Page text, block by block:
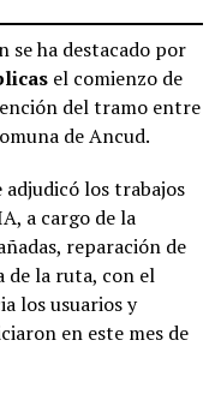
ha destacado por
el comienzo de
del tramo entre
de Ancud.
adjudicó los trabajos
a cargo de la
reparación de
de la ruta, con el
los usuarios y
en este mes de